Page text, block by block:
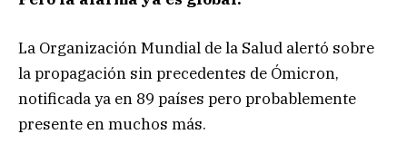
La Organización Mundial de la Salud alertó sobre
la propagación sin precedentes de Ómicron,
notificada ya en 89 países pero probablemente
presente en muchos más.